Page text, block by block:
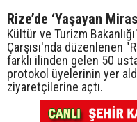
Rize’de ‘Yaşayan
Kültür ve Turizm
Çarşısı'nda düzenlenen
farklı ilinden gelen 50 usta
protokol üyelerinin yer
ziyaretçilerine açtı.